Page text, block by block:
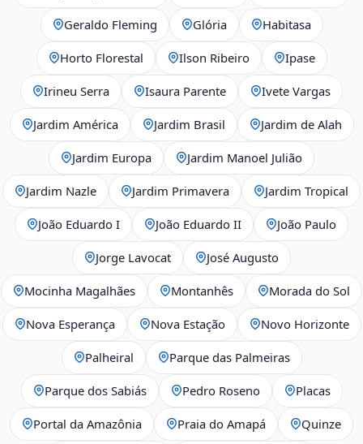
Geraldo Fleming Glória Habitasa
Horto Florestal Ilson Ribeiro Ipase
Irineu Serra Isaura Parente Ivete Vargas
Jardim América Jardim Brasil Jardim de Alah
Jardim Europa Jardim Manoel Julião
Jardim Nazle Jardim Primavera Jardim Tropical
João Eduardo I João Eduardo II João Paulo
Jorge Lavocat José Augusto
Mocinha Magalhães Montanhês Morada do Sol
Nova Esperança Nova Estação Novo Horizonte
Palheiral Parque das Palmeiras
Parque dos Sabiás Pedro Roseno Placas
Portal da Amazônia Praia do Amapá Quinze